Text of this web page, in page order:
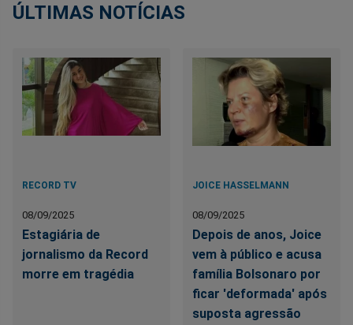
ÚLTIMAS NOTÍCIAS
RECORD TV
08/09/2025
Estagiária de
jornalismo da Record
morre em tragédia
JOICE HASSELMANN
08/09/2025
Depois de anos, Joice
vem à público e acusa
família Bolsonaro por
ficar 'deformada' após
suposta agressão